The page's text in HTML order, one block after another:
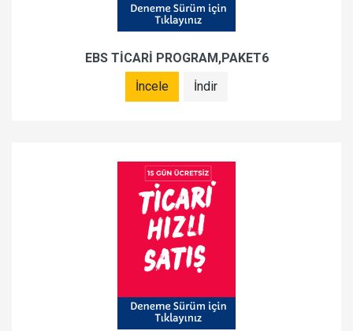
EBS TİCARİ PROGRAM,PAKET6
İncele
İndir